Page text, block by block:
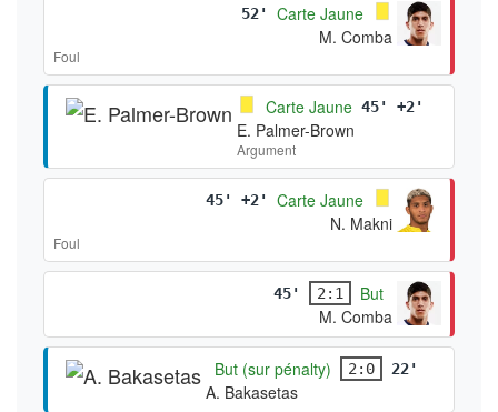
52'
Carte Jaune
M. Comba
Foul
Carte Jaune 45' +2'
E. Palmer-Brown
Argument
45' +2'
Carte Jaune
N. Makni
Foul
45' 2:1
But
M. Comba
But (sur pénalty) 2:0 22'
A. Bakasetas